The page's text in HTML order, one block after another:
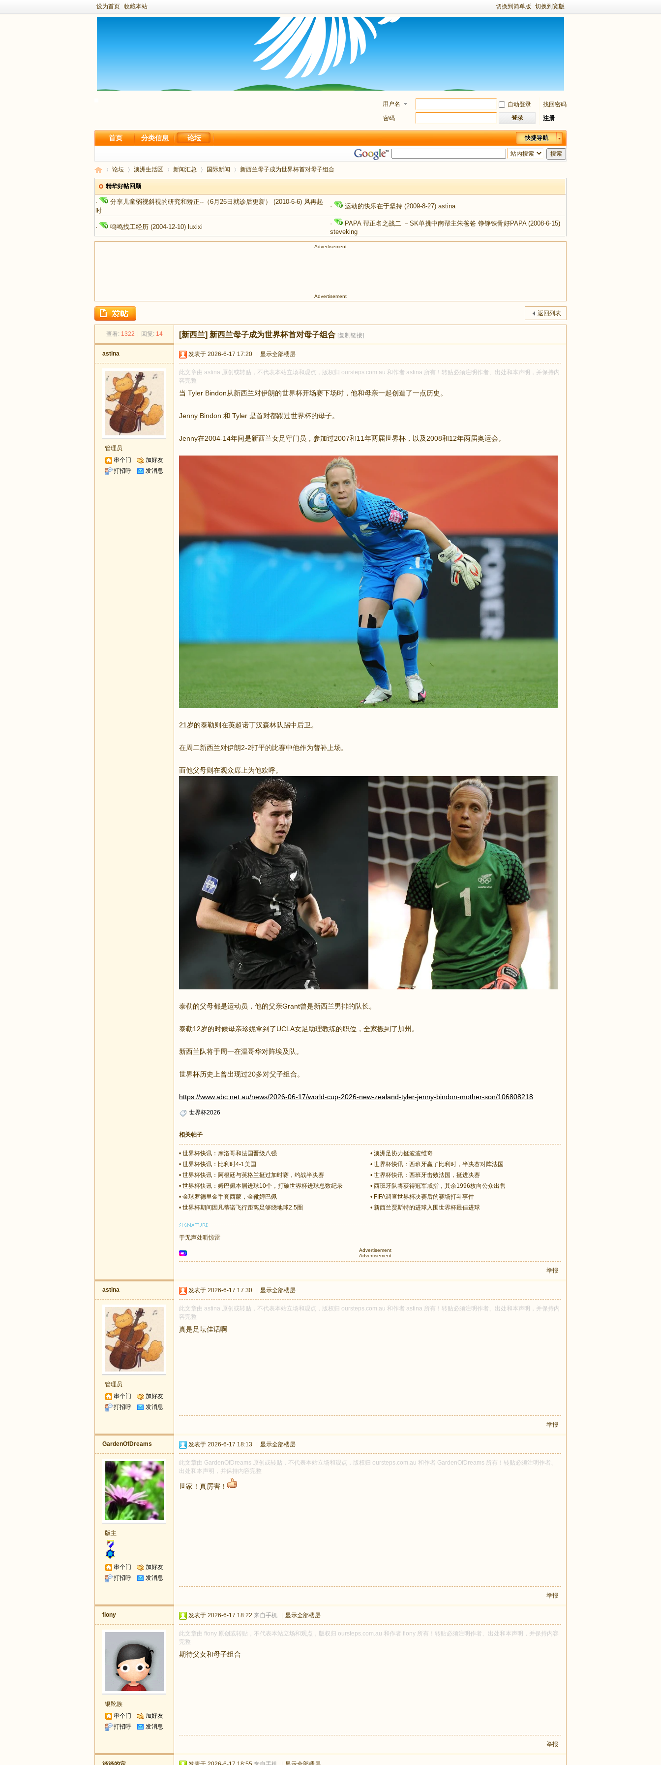
设为首页 收藏本站 切换到简单版 切换到宽版
用户名 自动登录
找回密码
密码
登录 注册
快捷导航
首页 分类信息 论坛
搜索
新
足
论坛 澳洲生活区 新闻汇总 国际新闻 新西兰母子成为世界杯首对母子组合
精华好帖回顾
· 分享儿童弱视斜视的研究和矫正--（6月26日就诊后更新） (2010-6-6) 风再起
时
· 运动的快乐在于坚持 (2009-8-27) astina
· 鸣鸣找工经历 (2004-12-10) luxixi · PAPA 帮正名之战二 －SK单挑中南帮主朱爸爸 铮铮铁骨好PAPA(2008-6-15)
steveking
Advertisement
Advertisement
返回列表
查看: 1322 回复: 14 [新西兰] 新西兰母子成为世界杯首对母子组合 [复制链接]
astina
管理员
串个门
加好友
打招呼
发消息
发表于 2026-6-17 17:20 显示全部楼层
此文章由 astina 原创或转贴，不代表本站立场和观点，版权归 oursteps.com.au 和作者 astina 所有！转贴必须注明作者、出处和本声明，并保持内
容完整
当 Tyler Bindon从新西兰对伊朗的世界杯开场赛下场时，他和母亲一起创造了一点历史。
Jenny Bindon 和 Tyler 是首对都踢过世界杯的母子。
Jenny在2004-14年间是新西兰女足守门员，参加过2007和11年两届世界杯，以及2008和12年两届奥运会。
21岁的泰勒则在英超诺丁汉森林队踢中后卫。
在周二新西兰对伊朗2-2打平的比赛中他作为替补上场。
而他父母则在观众席上为他欢呼。
泰勒的父母都是运动员，他的父亲Grant曾是新西兰男排的队长。
泰勒12岁的时候母亲珍妮拿到了UCLA女足助理教练的职位，全家搬到了加州。
新西兰队将于周一在温哥华对阵埃及队。
世界杯历史上曾出现过20多对父子组合。
https://www.abc.net.au/news/2026-06-17/world-cup-2026-new-zealand-tyler-jenny-bindon-mother-son/106808218
世界杯2026
相关帖子
• 世界杯快讯：摩洛哥和法国晋级八强 • 澳洲足协力挺波波维奇
• 世界杯快讯：比利时4-1美国 • 世界杯快讯：西班牙赢了比利时，半决赛对阵法国
• 世界杯快讯：阿根廷与英格兰挺过加时赛，约战半决赛 • 世界杯快讯：西班牙击败法国，挺进决赛
• 世界杯快讯：姆巴佩本届进球10个，打破世界杯进球总数纪录 • 西班牙队将获得冠军戒指，其余1996枚向公众出售
• 金球罗德里金手套西蒙，金靴姆巴佩 • FIFA调查世界杯决赛后的赛场打斗事件
• 世界杯期间因凡蒂诺飞行距离足够绕地球2.5圈 • 新西兰贾斯特的进球入围世界杯最佳进球
于无声处听惊雷
Advertisement
Advertisement
举报
astina
管理员
串个门
加好友
打招呼
发消息
发表于 2026-6-17 17:30 显示全部楼层
此文章由 astina 原创或转贴，不代表本站立场和观点，版权归 oursteps.com.au 和作者 astina 所有！转贴必须注明作者、出处和本声明，并保持内
容完整
真是足坛佳话啊
举报
GardenOfDreams
版主
串个门
加好友
打招呼
发消息
发表于 2026-6-17 18:13 显示全部楼层
此文章由 GardenOfDreams 原创或转贴，不代表本站立场和观点，版权归 oursteps.com.au 和作者 GardenOfDreams 所有！转贴必须注明作者、
出处和本声明，并保持内容完整
世家！真厉害！
举报
fiony
银靴族
串个门
加好友
打招呼
发消息
发表于 2026-6-17 18:22 来自手机 显示全部楼层
此文章由 fiony 原创或转贴，不代表本站立场和观点，版权归 oursteps.com.au 和作者 fiony 所有！转贴必须注明作者、出处和本声明，并保持内容
完整
期待父女和母子组合
举报